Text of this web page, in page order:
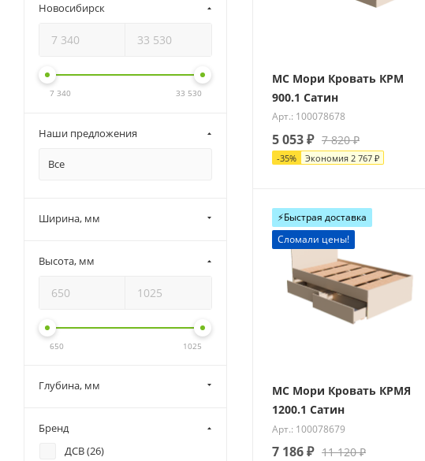
МС Мори Кровать КРМ
900.1 Сатин
Арт.: 100078678
5 053₽ 7 820₽
-35% Экономия 2 767 ₽
⚡️Быстрая доставка
Сломали цены!
МС Мори Кровать КРМЯ
1200.1 Сатин
Арт.: 100078679
7 186₽ 11 120₽
Новосибирск
7 340 33 530
Наши предложения
Все
Ширина, мм
Высота, мм
650 1025
Глубина, мм
Бренд
ДСВ (26)